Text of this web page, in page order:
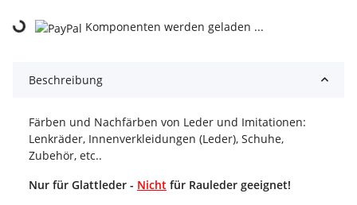
Komponenten werden geladen ...
Beschreibung
Färben und Nachfärben von Leder und Imitationen:
Lenkräder, Innenverkleidungen (Leder), Schuhe,
Zubehör, etc..
Nur für Glattleder - Nicht für Rauleder geeignet!